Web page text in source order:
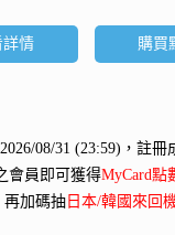
詳情 購買
08/31 (23:59)，註
會員即可獲得MyCard點
再加碼抽 日本/韓國來回